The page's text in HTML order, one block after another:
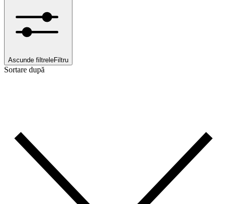
Ascunde filtreleFiltru
Sortare după